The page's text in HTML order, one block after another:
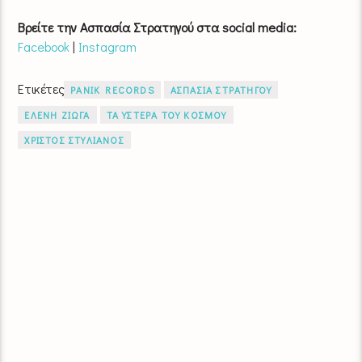
Βρείτε την Ασπασία Στρατηγού στα social media:
Facebook| Instagram
Ετικέτες PANIK RECORDS
ΑΣΠΑΣΙΑ ΣΤΡΑΤΗΓΟΥ
ΕΛΕΝΗ ΖΙΩΓΑ
ΤΑ ΥΣΤΕΡΑ ΤΟΥ ΚΟΣΜΟΥ
ΧΡΙΣΤΟΣ ΣΤΥΛΙΑΝΟΣ